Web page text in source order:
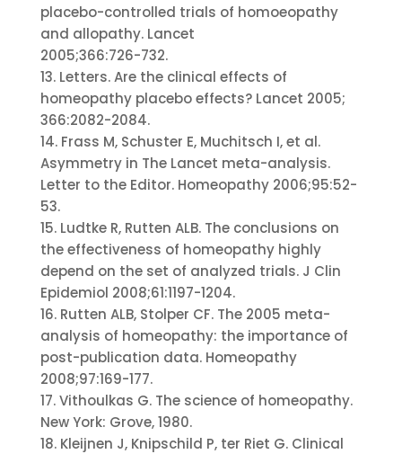
placebo-controlled trials of homoeopathy
and allopathy. Lancet
2005;366:726-732.
13. Letters. Are the clinical effects of
homeopathy placebo effects? Lancet 2005;
366:2082-2084.
14. Frass M, Schuster E, Muchitsch I, et al.
Asymmetry in The Lancet meta-analysis.
Letter to the Editor. Homeopathy 2006;95:52-
53.
15. Ludtke R, Rutten ALB. The conclusions on
the effectiveness of homeopathy highly
depend on the set of analyzed trials. J Clin
Epidemiol 2008;61:1197-1204.
16. Rutten ALB, Stolper CF. The 2005 meta-
analysis of homeopathy: the importance of
post-publication data. Homeopathy
2008;97:169-177.
17. Vithoulkas G. The science of homeopathy.
New York: Grove, 1980.
18. Kleijnen J, Knipschild P, ter Riet G. Clinical